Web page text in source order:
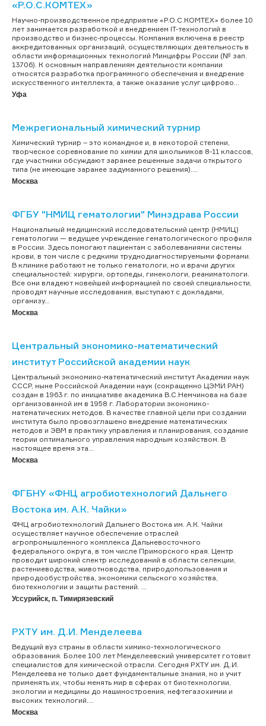
«Р.О.С.КОМТЕХ»
Научно-производственное предприятие «Р.О.С.КОМТЕХ» более 10
лет занимается разработкой и внедрением IT-технологий в
производство и бизнес-процессы. Компания включена в реестр
аккредитованных организаций, осуществляющих деятельность в
области информационных технологий Минцифры России (№ зап.
13706). К основным направлениям деятельности компании
относятся разработка программного обеспечения и внедрение
искусственного интеллекта, а также оказание услуг цифрово...
Уфа
Межрегиональный химический турнир
Химический турнир – это командное и, в некоторой степени,
творческое соревнование по химии для школьников 8-11 классов,
где участники обсуждают заранее решенные задачи открытого
типа (не имеющие заранее задуманного решения)....
Москва
ФГБУ "НМИЦ гематологии" Минздрава России
Национальный медицинский исследовательский центр (НМИЦ)
гематологии — ведущее учреждение гематологического профиля
в России. Здесь помогают пациентам с заболеваниями системы
крови, в том числе с редкими труднодиагностируемыми формами.
В клинике работают не только гематологи, но и врачи других
специальностей: хирурги, ортопеды, гинекологи, реаниматологи.
Все они владеют новейшей информацией по своей специальности,
проводят научные исследования, выступают с докладами,
организу...
Москва
Центральный экономико-математический
институт Российской академии наук
Центральный экономико-математический институт Академии наук
СССР, ныне Российской Академии наук (сокращенно ЦЭМИ РАН)
создан в 1963 г. по инициативе академика В.С.Немчинова на базе
организованной им в 1958 г. Лаборатории экономико-
математических методов. В качестве главной цели при создании
института было провозглашено внедрение математических
методов и ЭВМ в практику управления и планирования, создание
теории оптимального управления народным хозяйством. В
настоящее время эта...
Москва
ФГБНУ «ФНЦ агробиотехнологий Дальнего
Востока им. А.К. Чайки»
ФНЦ агробиотехнологий Дальнего Востока им. А.К. Чайки
осуществляет научное обеспечение отраслей
агропромышленного комплекса Дальневосточного
федерального округа, в том числе Приморского края. Центр
проводит широкий спектр исследований в области селекции,
растениеводства, животноводства, природопользования и
природообустройства, экономики сельского хозяйства,
биотехнологии и защиты растений. ...
Уссурийск, п. Тимирязевский
РХТУ им. Д.И. Менделеева
Ведущий вуз страны в области химико-технологического
образования. Более 100 лет Менделеевский университет готовит
специалистов для химической отрасли. Сегодня РХТУ им. Д.И.
Менделеева не только дает фундаментальные знания, но и учит
применять их, чтобы менять мир в сферах от биотехнологии,
экологии и медицины до машиностроения, нефтегазохимии и
высоких технологий....
Москва